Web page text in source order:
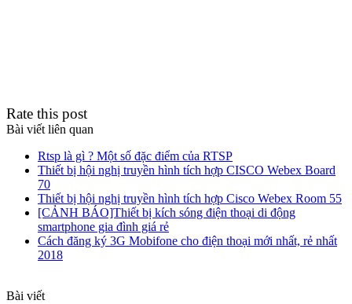
Rate this post
Bài viết liên quan
Rtsp là gì ? Một số đặc điểm của RTSP
Thiết bị hội nghị truyền hình tích hợp CISCO Webex Board
70
Thiết bị hội nghị truyền hình tích hợp Cisco Webex Room 55
[CẢNH BÁO]Thiết bị kích sóng điện thoại di động
smartphone gia đình giá rẻ
Cách đăng ký 3G Mobifone cho điện thoại mới nhất, rẻ nhất
2018
Bài viết